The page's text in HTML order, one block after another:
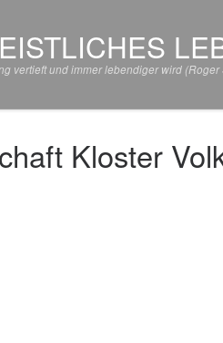
vertieft und immer lebendiger wird
Kloster